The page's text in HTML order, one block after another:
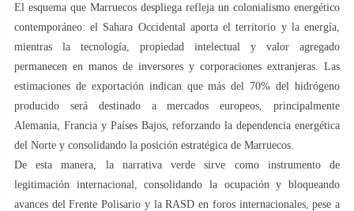
El esquema que Marruecos despliega refleja un colonialismo energético
contemporáneo: el Sahara Occidental aporta el territorio y la energía,
mientras la tecnología, propiedad intelectual y valor agregado
permanecen en manos de inversores y corporaciones extranjeras. Las
estimaciones de exportación indican que más del 70% del hidrógeno
producido será destinado a mercados europeos, principalmente
Alemania, Francia y Países Bajos, reforzando la dependencia energética
del Norte y consolidando la posición estratégica de Marruecos.
De esta manera, la narrativa verde sirve como instrumento de
legitimación internacional, consolidando la ocupación y bloqueando
avances del Frente Polisario y la RASD en foros internacionales, pese a